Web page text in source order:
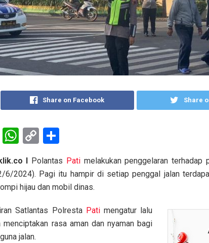
Share on Facebook Share
E
W
at
s
p
p
C
py
Li
k
ar
e
I Polantas Patimelakukan penggelaran terhadap
6/2024). Pagi itu hampir di setiap penggal jalan
hijau dan mobil dinas.
Satlantas Polresta Patimengatur lalu
menciptakan rasa aman dan nyaman bagi
jalan.